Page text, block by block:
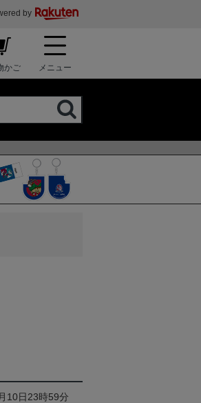
by
かご メニュー
10日23時59分